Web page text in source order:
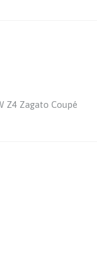
Z4 Zagato Coupé